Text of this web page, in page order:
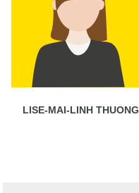
LISE-MAI-LINH THUONG